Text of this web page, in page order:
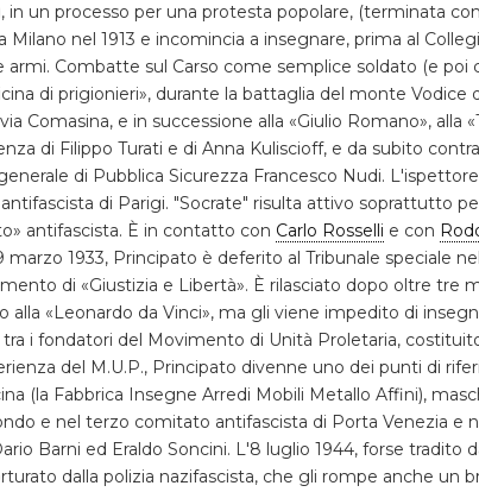
in un processo per una protesta popolare, (terminata
nel 1913 e incomincia a insegnare, prima al
Combatte sul Carso come semplice soldato (e
di prigionieri», durante la battaglia del monte Vodice
e in successione alla «Giulio Romano», alla
di Filippo Turati e di Anna Kuliscioff, e da subito
di Pubblica Sicurezza Francesco Nudi.
di Parigi. "Socrate" risulta attivo soprattutto
antifascista. È in contatto con Carlo Rosselli e con
marzo 1933, Principato è deferito al Tribunale speciale
di «Giustizia e Libertà». È rilasciato dopo oltre tre
«Leonardo da Vinci», ma gli viene impedito di
tra i fondatori del Movimento di Unità Proletaria,
del M.U.P., Principato divenne uno dei punti di
(la Fabbrica Insegne Arredi Mobili Metallo Affini),
e nel terzo comitato antifascista di Porta Venezia e
Barni ed Eraldo Soncini. L'8 luglio 1944, forse tradito
dalla polizia nazifascista, che gli rompe anche un